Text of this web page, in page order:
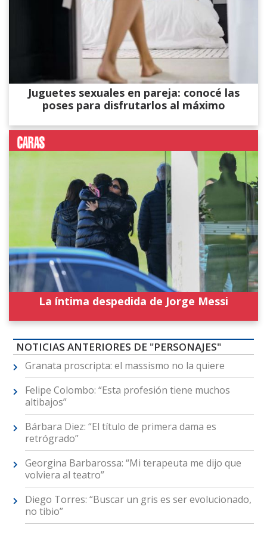
Juguetes sexuales en pareja: conocé las
poses para disfrutarlos al máximo
La íntima despedida de Jorge Messi
NOTICIAS ANTERIORES DE "PERSONAJES"
Granata proscripta: el massismo no la quiere
Felipe Colombo: “Esta profesión tiene muchos
altibajos”
Bárbara Diez: “El título de primera dama es
retrógrado”
Georgina Barbarossa: “Mi terapeuta me dijo que
volviera al teatro”
Diego Torres: “Buscar un gris es ser evolucionado,
no tibio”